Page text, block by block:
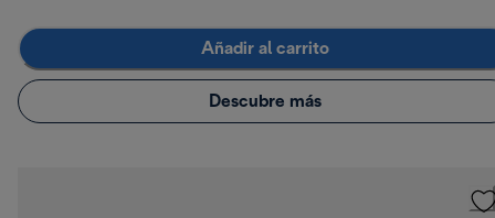
Añadir al carrito
Descubre más